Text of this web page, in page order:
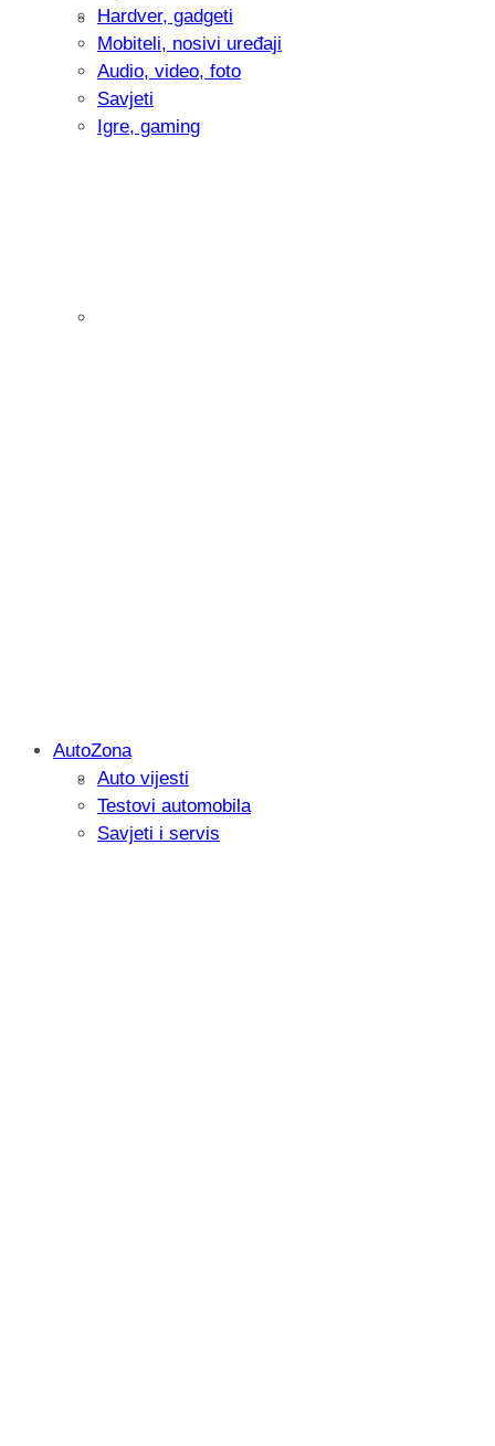
Intervju: Goran Jović, fotograf -
Hardver, gadgeti
Mobiteli, nosivi uređaji
Audio, video, foto
Savjeti
Igre, gaming
Savjetujemo: Što učiniti kada vaš
AutoZona
Auto vijesti
Testovi automobila
Savjeti i servis